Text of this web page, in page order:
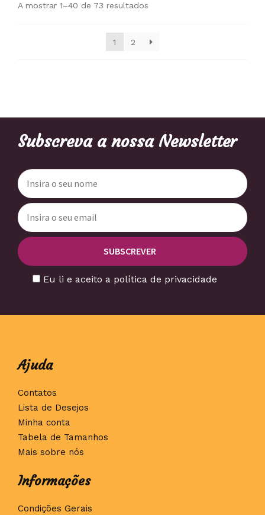
A mostrar 1–40 de 73 resultados
1 2
Subscreva a nossa Newsletter
Eu li e aceito a política de privacidade
Ajuda
Contatos
Lista de Desejos
Minha conta
Tabela de Tamanhos
Mais sobre nós
Informações
Condições Gerais